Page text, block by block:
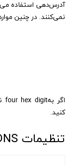
آدرس‌دهی استفاده
نمی‌کنند. در چنین
کنید.
تنظیمات DNS در اندروید